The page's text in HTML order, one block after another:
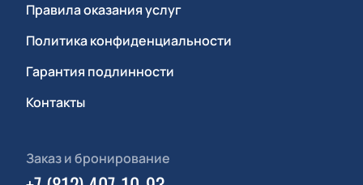
Правила оказания услуг
Политика конфиденциальности
Гарантия подлинности
Контакты
Заказ и бронирование